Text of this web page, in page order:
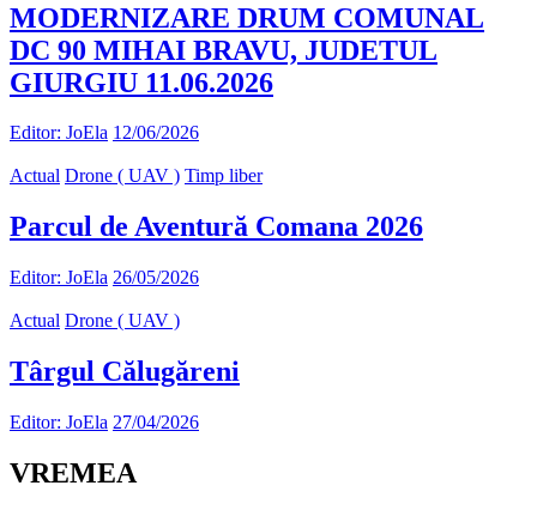
MODERNIZARE DRUM COMUNAL
DC 90 MIHAI BRAVU, JUDETUL
GIURGIU 11.06.2026
Editor: JoEla 12/06/2026
Actual Drone ( UAV ) Timp liber
Parcul de Aventură Comana 2026
Editor: JoEla 26/05/2026
Actual Drone ( UAV )
Târgul Călugăreni
Editor: JoEla 27/04/2026
VREMEA